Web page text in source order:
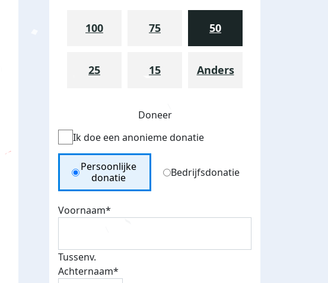
100 75 50
25 15 Anders
Doneer
Ik doe een anonieme donatie
Donation Type
Persoonlijke
donatie
Bedrijfsdonatie
Voornaam*
Tussenv.
Achternaam*